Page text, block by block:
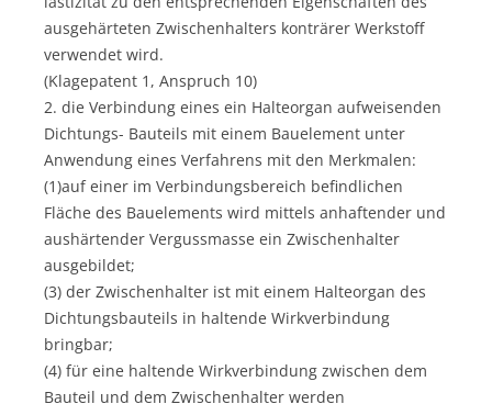
ausgehärteten Zwischenhalters konträrer Werkstoff
verwendet wird.
(Klagepatent 1, Anspruch 10)
2. die Verbindung eines ein Halteorgan aufweisenden
Dichtungs- Bauteils mit einem Bauelement unter
Anwendung eines Verfahrens mit den Merkmalen:
(1)auf einer im Verbindungsbereich befindlichen
Fläche des Bauelements wird mittels anhaftender und
aushärtender Vergussmasse ein Zwischenhalter
ausgebildet;
(3) der Zwischenhalter ist mit einem Halteorgan des
Dichtungsbauteils in haltende Wirkverbindung
bringbar;
(4) für eine haltende Wirkverbindung zwischen dem
Bauteil und dem Zwischenhalter werden